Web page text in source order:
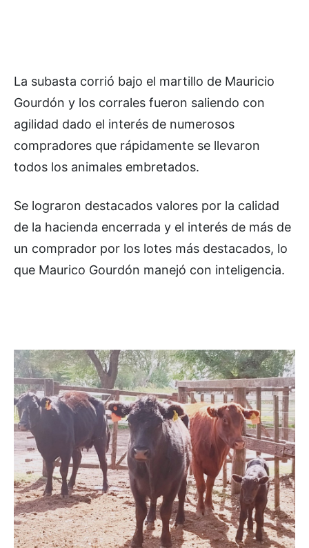
La subasta corrió bajo el martillo de Mauricio
Gourdón y los corrales fueron saliendo con
agilidad dado el interés de numerosos
compradores que rápidamente se llevaron
todos los animales embretados.
Se lograron destacados valores por la calidad
de la hacienda encerrada y el interés de más de
un comprador por los lotes más destacados, lo
que Maurico Gourdón manejó con inteligencia.